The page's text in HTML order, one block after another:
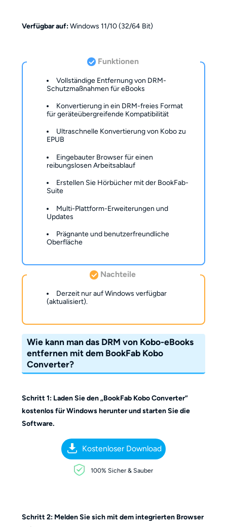
Verfügbar auf:Windows 11/10 (32/64 Bit)
Funktionen
Vollständige Entfernung von DRM-
Schutzmaßnahmen für eBooks
Konvertierung in ein DRM-freies Format
für geräteübergreifende Kompatibilität
Ultraschnelle Konvertierung von Kobo zu
EPUB
Eingebauter Browser für einen
reibungslosen Arbeitsablauf
Erstellen Sie Hörbücher mit der BookFab-
Suite
Multi-Plattform-Erweiterungen und
Updates
Prägnante und benutzerfreundliche
Oberfläche
Nachteile
Derzeit nur auf Windows verfügbar
(aktualisiert).
Wie kann man das DRM von Kobo-eBooks
entfernen mit dem BookFab Kobo
Converter?
Schritt 1: Laden Sie den „BookFab Kobo Converter”
kostenlos für Windows herunter und starten Sie die
Software.
Kostenloser Download
100% Sicher & Sauber
Schritt 2: Melden Sie sich mit dem integrierten Browser